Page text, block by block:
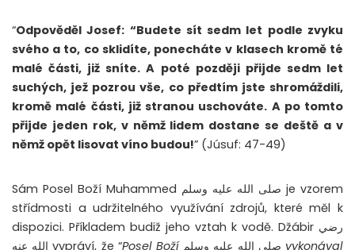
“Odpověděl Josef: “Budete sít sedm let podle zvyku
svého a to, co sklidíte, ponecháte v klasech kromě té
malé části, již sníte. A poté později přijde sedm let
suchých, jež pozrou vše, co předtím jste shromáždili,
kromě malé části, již stranou uschováte. A po tomto
přijde jeden rok, v němž lidem dostane se deště a v
němž opět lisovat víno budou!” (Júsuf: 47-49)
Sám Posel Boží Muhammed صلى الله عليه وسلم je vzorem
střídmosti a udržitelného využívání zdrojů, které měl k
dispozici. Příkladem budiž jeho vztah k vodě. Džábir رضي
الله عنه vypráví, že “Posel Boží
vykonával